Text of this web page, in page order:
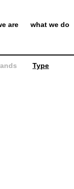
are what we do
Type